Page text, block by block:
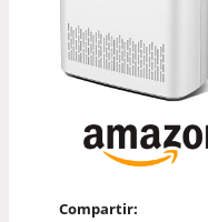
Compartir: